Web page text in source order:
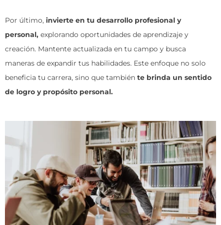
Por último, invierte en tu desarrollo profesional y
personal, explorando oportunidades de aprendizaje y
creación. Mantente actualizada en tu campo y busca
maneras de expandir tus habilidades. Este enfoque no solo
beneficia tu carrera, sino que también te brinda un sentido
de logro y propósito personal.